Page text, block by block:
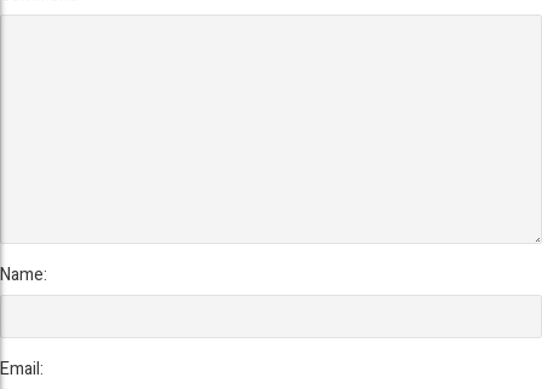
Name:
Email: